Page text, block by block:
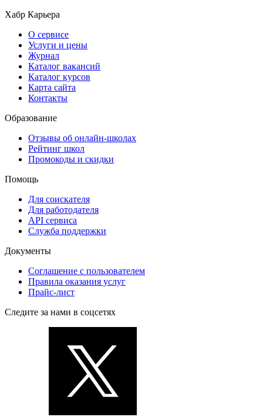
Хабр Карьера
О сервисе
Услуги и цены
Журнал
Каталог вакансий
Каталог курсов
Карта сайта
Контакты
Образование
Отзывы об онлайн-школах
Рейтинг школ
Промокоды и скидки
Помощь
Для соискателя
Для работодателя
API сервиса
Служба поддержки
Документы
Соглашение с пользователем
Правила оказания услуг
Прайс-лист
Следите за нами в соцсетях